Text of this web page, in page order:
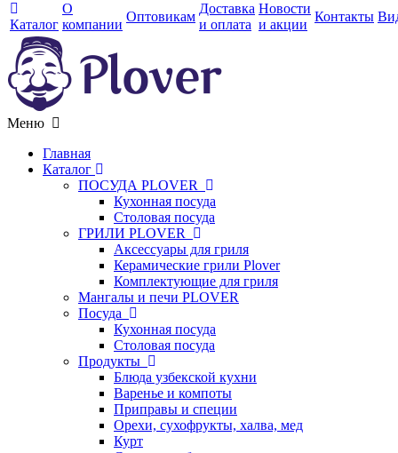
Каталог
О
компании
Оптовикам
Доставка
и оплата
Новости
и акции
Контакты
Меню
Главная
Каталог
ПОСУДА PLOVER
Кухонная посуда
Столовая посуда
ГРИЛИ PLOVER
Аксессуары для гриля
Керамические грили Plover
Комплектующие для гриля
Мангалы и печи PLOVER
Посуда
Кухонная посуда
Столовая посуда
Продукты
Блюда узбекской кухни
Варенье и компоты
Приправы и специи
Орехи, сухофрукты, халва, мед
Курт